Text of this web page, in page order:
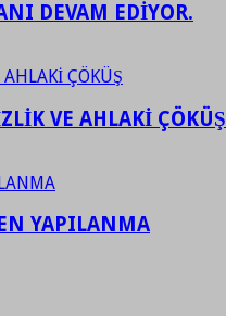
DEVAM EDİYOR.
VE AHLAKİ ÇÖKÜŞ
YAPILANMA